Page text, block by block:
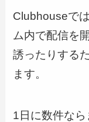
Clubhouseで
ム内で配信を
誘ったりする
ます。
1日に数件な